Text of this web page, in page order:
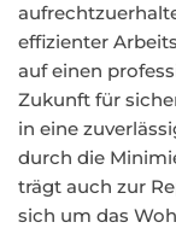
effizienter
auf einen
Zukunft für
in eine
durch die
trägt auch zur
sich um das